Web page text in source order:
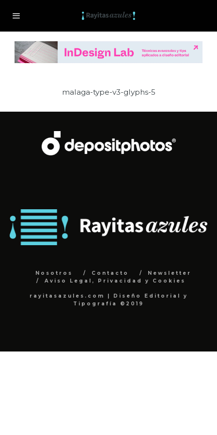
malaga-type-v3-glyphs-5
Nosotros Contacto
Newsletter
Aviso Legal, Privacidad y Cookies
rayitasazules.com | Diseño Editorial y
Tipografía ©2019